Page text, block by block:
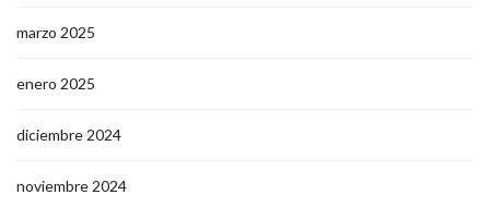
marzo 2025
enero 2025
diciembre 2024
noviembre 2024